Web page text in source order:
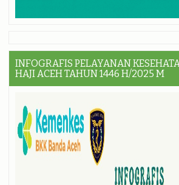
INFOGRAFIS PELAYANAN
HAJI ACEH TAHUN 1446 H/2025 M